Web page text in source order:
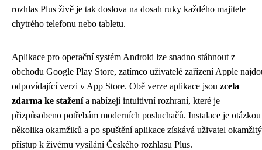
rozhlas Plus živě je tak doslova na dosah ruky každého majitele
chytrého telefonu nebo tabletu.
Aplikace pro operační systém Android lze snadno stáhnout z
obchodu Google Play Store, zatímco uživatelé zařízení Apple
odpovídající verzi v App Store. Obě verze aplikace jsou zcela
zdarma ke staženía nabízejí intuitivní rozhraní, které je
přizpůsobeno potřebám moderních posluchačů. Instalace je otázkou
několika okamžiků a po spuštění aplikace získává uživatel okamžitý
přístup k živému vysílání Českého rozhlasu Plus.